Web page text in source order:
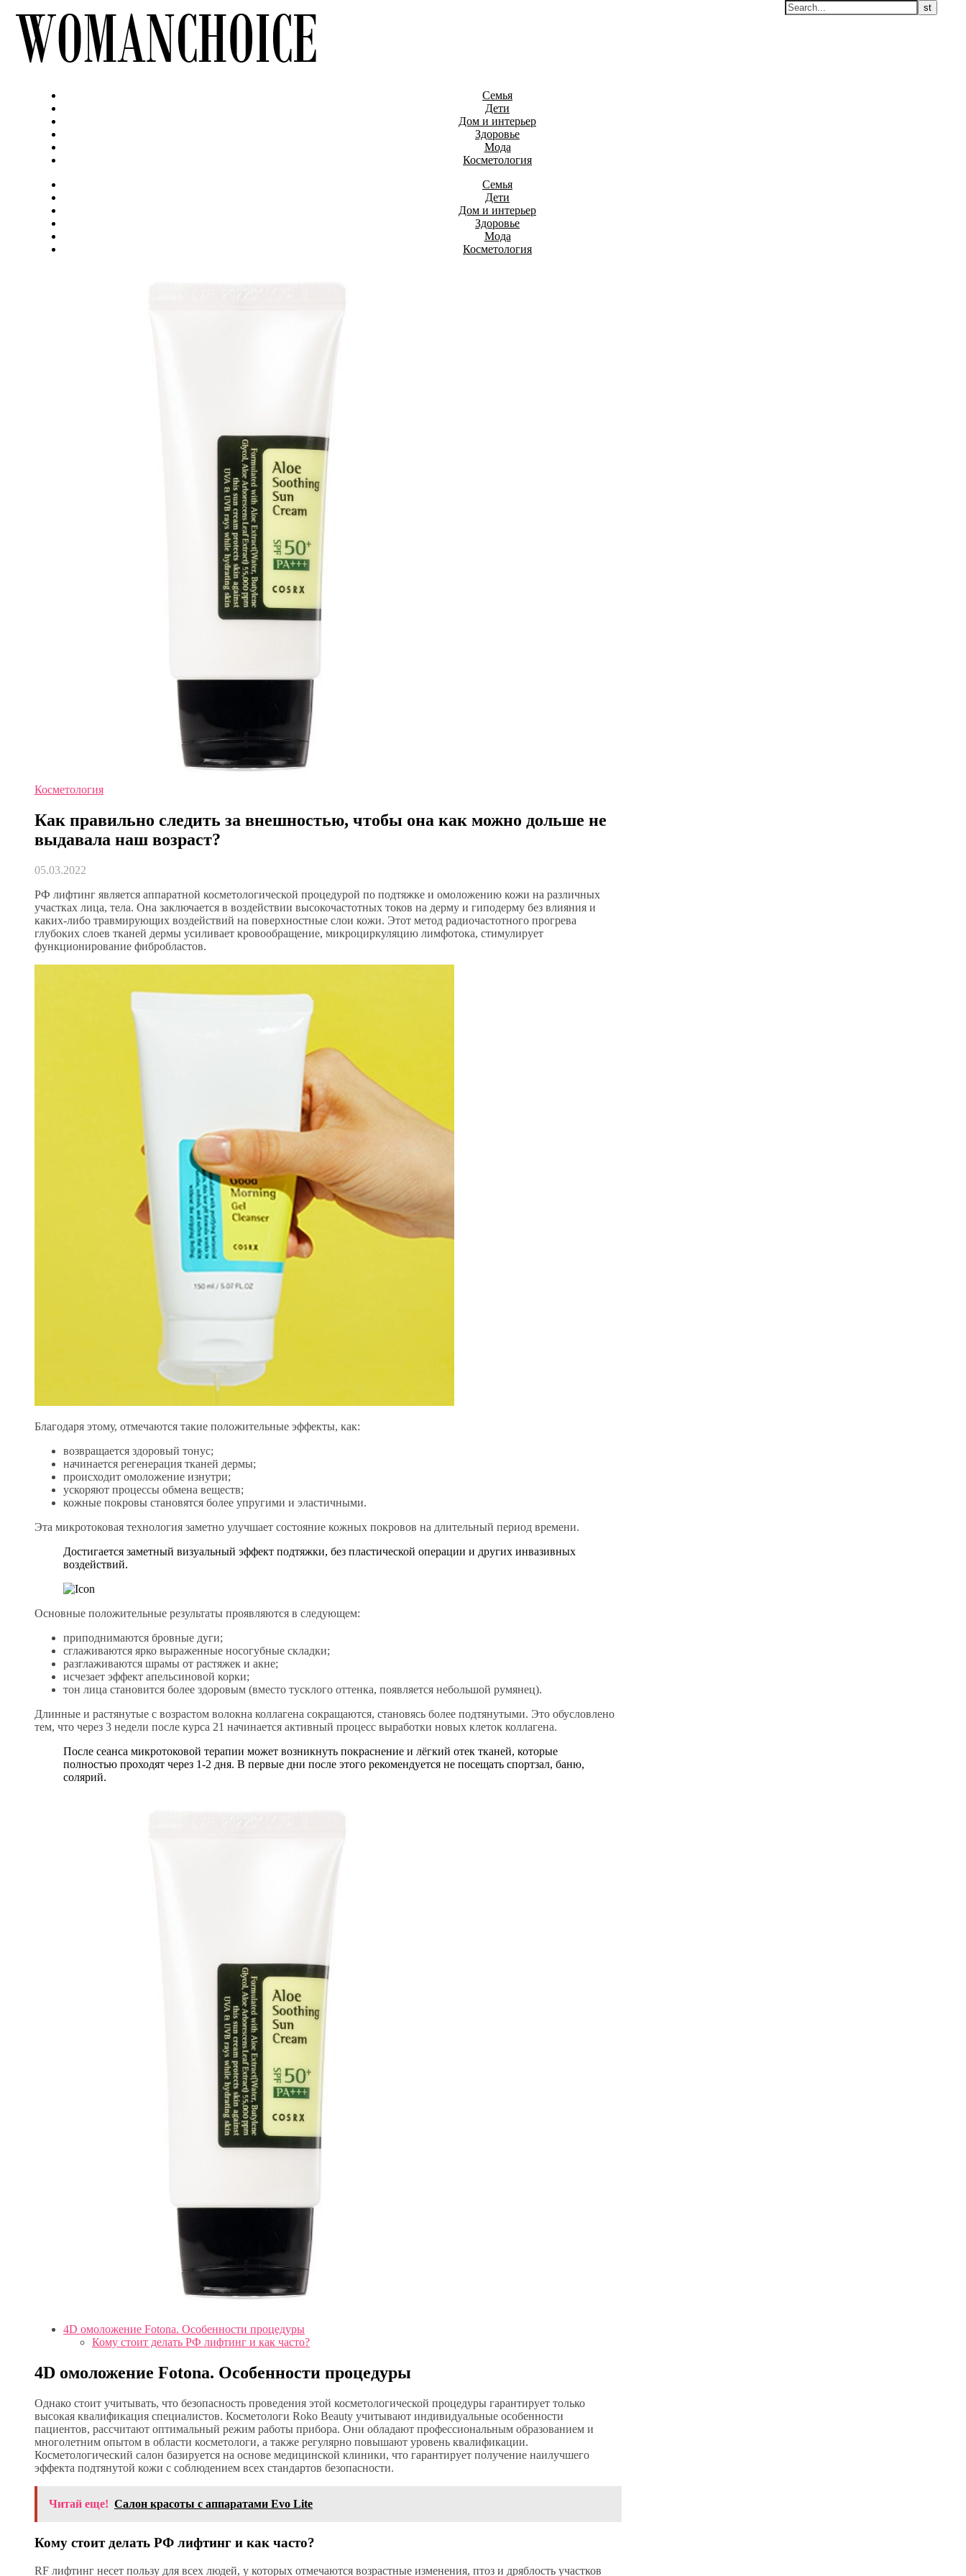
Семья
Дети
Дом и интерьер
Здоровье
Мода
Косметология
Семья
Дети
Дом и интерьер
Здоровье
Мода
Косметология
Косметология
Как правильно следить за внешностью, чтобы она как можно дольше не
выдавала наш возраст?
05.03.2022
РФ лифтинг является аппаратной косметологической процедурой по подтяжке и омоложению кожи на различных
участках лица, тела. Она заключается в воздействии высокочастотных токов на дерму и гиподерму без влияния и
каких-либо травмирующих воздействий на поверхностные слои кожи. Этот метод радиочастотного прогрева
глубоких слоев тканей дермы усиливает кровообращение, микроциркуляцию лимфотока, стимулирует
функционирование фибробластов.
Благодаря этому, отмечаются такие положительные эффекты, как:
возвращается здоровый тонус;
начинается регенерация тканей дермы;
происходит омоложение изнутри;
ускоряют процессы обмена веществ;
кожные покровы становятся более упругими и эластичными.
Эта микротоковая технология заметно улучшает состояние кожных покровов на длительный период времени.
Достигается заметный визуальный эффект подтяжки, без пластической операции и других инвазивных
воздействий.
Основные положительные результаты проявляются в следующем:
приподнимаются бровные дуги;
сглаживаются ярко выраженные носогубные складки;
разглаживаются шрамы от растяжек и акне;
исчезает эффект апельсиновой корки;
тон лица становится более здоровым (вместо тусклого оттенка, появляется небольшой румянец).
Длинные и растянутые с возрастом волокна коллагена сокращаются, становясь более подтянутыми. Это обусловлено
тем, что через 3 недели после курса 21 начинается активный процесс выработки новых клеток коллагена.
После сеанса микротоковой терапии может возникнуть покраснение и лёгкий отек тканей, которые
полностью проходят через 1-2 дня. В первые дни после этого рекомендуется не посещать спортзал, баню,
солярий.
4D омоложение Fotona. Особенности процедуры
Кому стоит делать РФ лифтинг и как часто?
4D омоложение Fotona. Особенности процедуры
Однако стоит учитывать, что безопасность проведения этой косметологической процедуры гарантирует только
высокая квалификация специалистов. Косметологи Roko Beauty учитывают индивидуальные особенности
пациентов, рассчитают оптимальный режим работы прибора. Они обладают профессиональным образованием и
многолетним опытом в области косметологи, а также регулярно повышают уровень квалификации.
Косметологический салон базируется на основе медицинской клиники, что гарантирует получение наилучшего
эффекта подтянутой кожи с соблюдением всех стандартов безопасности.
Читай еще! Салон красоты с аппаратами Evo Lite
Кому стоит делать РФ лифтинг и как часто?
RF лифтинг несет пользу для всех людей, у которых отмечаются возрастные изменения, птоз и дряблость участков